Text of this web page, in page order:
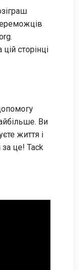
сторінці
Ви
життя і
це! Tack